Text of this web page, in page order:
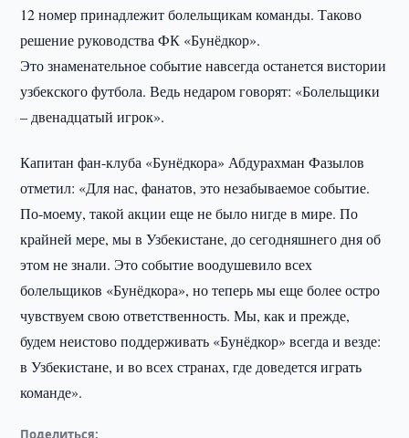
12 номер принадлежит болельщикам команды. Таково
решение руководства ФК «Бунёдкор».
Это знаменательное событие навсегда останется вистории
узбекского футбола. Ведь недаром говорят: «Болельщики
– двенадцатый игрок».
Капитан фан-клуба «Бунёдкора» Абдурахман Фазылов
отметил: «Для нас, фанатов, это незабываемое событие.
По-моему, такой акции еще не было нигде в мире. По
крайней мере, мы в Узбекистане, до сегодняшнего дня об
этом не знали. Это событие воодушевило всех
болельщиков «Бунёдкора», но теперь мы еще более остро
чувствуем свою ответственность. Мы, как и прежде,
будем неистово поддерживать «Бунёдкор» всегда и везде:
в Узбекистане, и во всех странах, где доведется играть
команде».
Поделиться: